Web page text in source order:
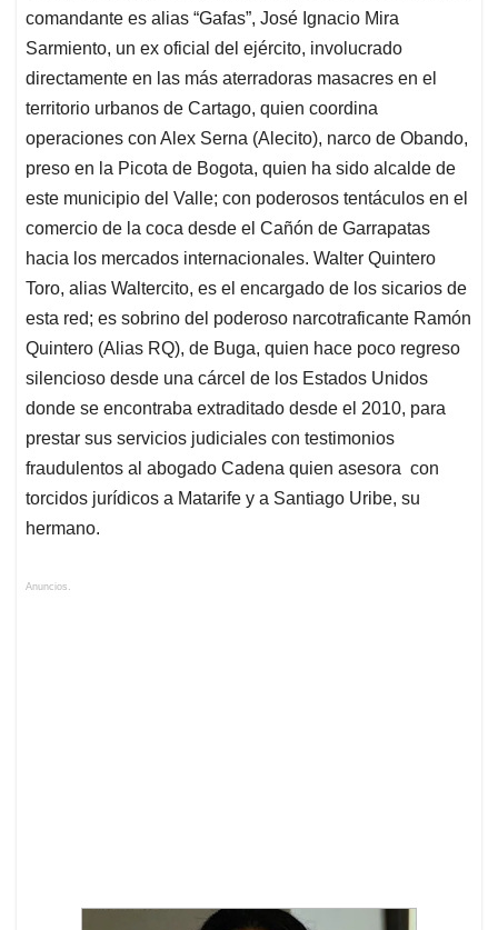
comandante es alias “Gafas”, José Ignacio Mira
Sarmiento, un ex oficial del ejército, involucrado
directamente en las más aterradoras masacres en el
territorio urbanos de Cartago, quien coordina
operaciones con Alex Serna (Alecito), narco de Obando,
preso en la Picota de Bogota, quien ha sido alcalde de
este municipio del Valle; con poderosos tentáculos en el
comercio de la coca desde el Cañón de Garrapatas
hacia los mercados internacionales. Walter Quintero
Toro, alias Waltercito, es el encargado de los sicarios de
esta red; es sobrino del poderoso narcotraficante Ramón
Quintero (Alias RQ), de Buga, quien hace poco regreso
silencioso desde una cárcel de los Estados Unidos
donde se encontraba extraditado desde el 2010, para
prestar sus servicios judiciales con testimonios
fraudulentos al abogado Cadena quien asesora con
torcidos jurídicos a Matarife y a Santiago Uribe, su
hermano.
Anuncios.